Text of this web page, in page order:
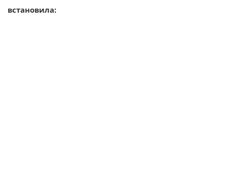
встановила: